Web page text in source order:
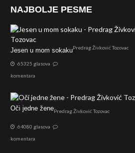
NAJBOLJE PESME
Jesen u mom sokakuPredrag Živković Tozovac
65325 glasova
komentara
Oči jedne ženePredrag Živković Tozovac
64080 glasova
komentara